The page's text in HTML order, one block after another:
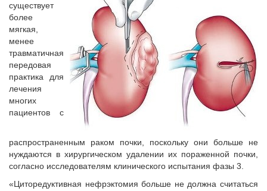
существует
более
мягкая,
менее
травматичная
передовая
практика для
лечения
многих
пациентов с
распространенным раком почки, поскольку они больше не
нуждаются в хирургическом удалении их пораженной почки,
согласно исследователям клинического испытания фазы 3.
«Циторедуктивная нефрэктомия больше не должна считаться